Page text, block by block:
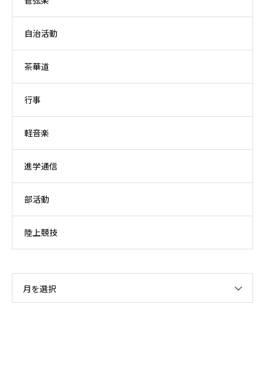
自治活動
茶華道
行事
軽音楽
進学通信
部活動
陸上競技
月を選択